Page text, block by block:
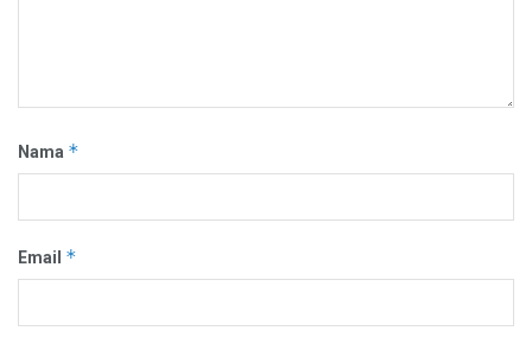
Nama *
Email *